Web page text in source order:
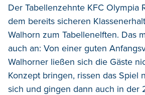
Der Tabellenzehnte KFC Olympia
dem bereits sicheren
Walhorn zum Tabellenelften. Das
auch an: Von einer guten
Walhorner ließen sich die Gäste
Konzept bringen, rissen das Spiel
sich und gingen dann auch in der